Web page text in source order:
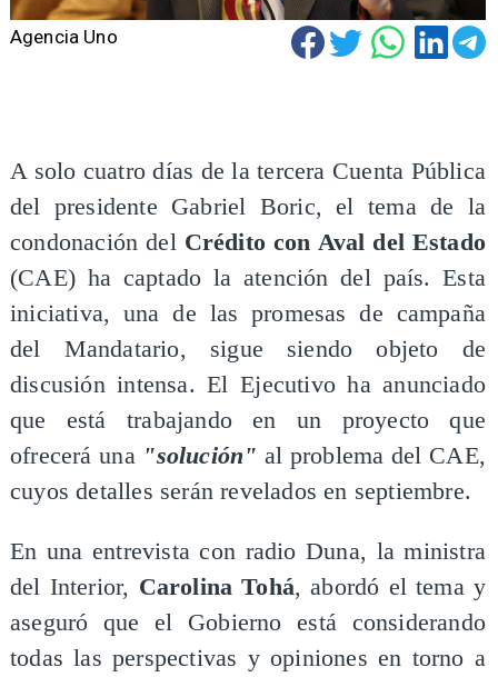
Agencia Uno
A solo cuatro días de la tercera Cuenta Pública
del presidente Gabriel Boric, el tema de la
condonación del Crédito con Aval del Estado
(CAE) ha captado la atención del país. Esta
iniciativa, una de las promesas de campaña
del Mandatario, sigue siendo objeto de
discusión intensa. El Ejecutivo ha anunciado
que está trabajando en un proyecto que
ofrecerá una "solución" al problema del CAE,
cuyos detalles serán revelados en septiembre.
En una entrevista con radio Duna, la ministra
del Interior, Carolina Tohá, abordó el tema y
aseguró que el Gobierno está considerando
todas las perspectivas y opiniones en torno a